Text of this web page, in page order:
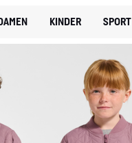
KINDER SPORT